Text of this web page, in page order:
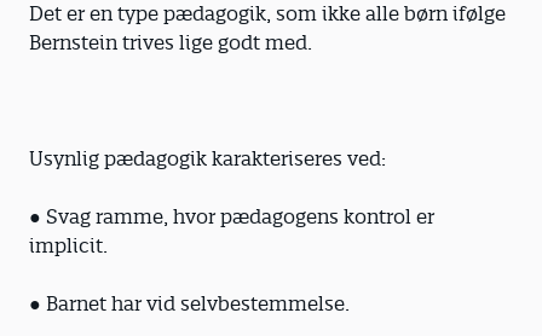
Det er en type pædagogik, som ikke alle børn ifølge
Bernstein trives lige godt med.
Usynlig pædagogik karakteriseres ved:
● Svag ramme, hvor pædagogens kontrol er
implicit.
● Barnet har vid selvbestemmelse.